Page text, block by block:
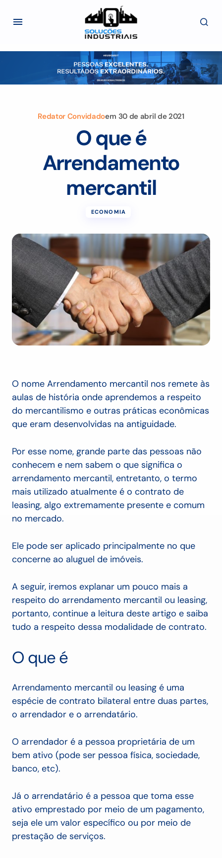
Redator Convidadoem 30 de abril de 2021
O que é
Arrendamento
mercantil
ECONOMIA
O nome Arrendamento mercantil nos remete às
aulas de história onde aprendemos a respeito
do mercantilismo e outras práticas econômicas
que eram desenvolvidas na antiguidade.
Por esse nome, grande parte das pessoas não
conhecem e nem sabem o que significa o
arrendamento mercantil, entretanto, o termo
mais utilizado atualmente é o contrato de
leasing, algo extremamente presente e comum
no mercado.
Ele pode ser aplicado principalmente no que
concerne ao aluguel de imóveis.
A seguir, iremos explanar um pouco mais a
respeito do arrendamento mercantil ou leasing,
portanto, continue a leitura deste artigo e saiba
tudo a respeito dessa modalidade de contrato.
O que é
Arrendamento mercantil ou leasing é uma
espécie de contrato bilateral entre duas partes,
o arrendador e o arrendatário.
O arrendador é a pessoa proprietária de um
bem ativo (pode ser pessoa física, sociedade,
banco, etc).
Já o arrendatário é a pessoa que toma esse
ativo emprestado por meio de um pagamento,
seja ele um valor específico ou por meio de
prestação de serviços.